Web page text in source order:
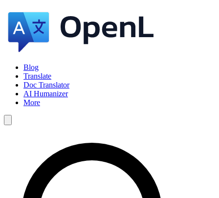
Blog
Translate
Doc Translator
AI Humanizer
More